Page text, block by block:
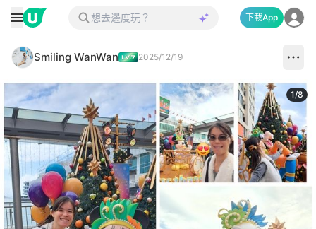
下載App
Smiling WanWan 2025/12/19
1/8